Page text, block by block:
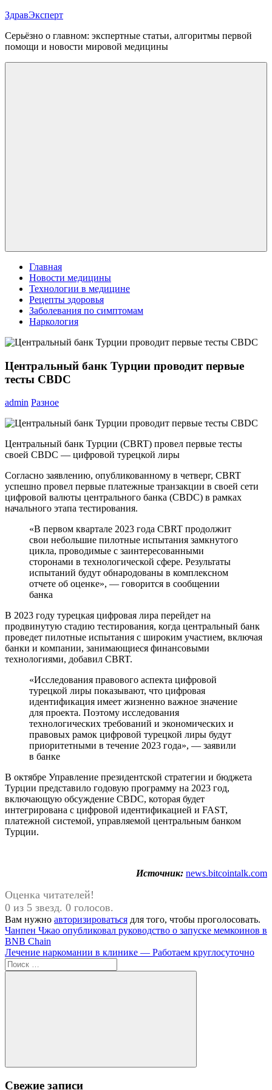
Перейти
содержимому
ЗдравЭксперт
Серьёзно о главном: экспертные статьи, алгоритмы первой
помощи и новости мировой медицины
Главная
Новости медицины
Технологии в медицине
Рецепты здоровья
Заболевания по симптомам
Наркология
Центральный банк Турции проводит первые
тесты CBDC
admin Разное
Центральный банк Турции (CBRT) провел первые тесты
своей CBDC — цифровой турецкой лиры
Согласно заявлению, опубликованному в четверг, CBRT
успешно провел первые платежные транзакции в своей сети
цифровой валюты центрального банка (CBDC) в рамках
начального этапа тестирования.
«В первом квартале 2023 года CBRT продолжит
свои небольшие пилотные испытания замкнутого
цикла, проводимые с заинтересованными
сторонами в технологической сфере. Результаты
испытаний будут обнародованы в комплексном
отчете об оценке», — говорится в сообщении
банка
В 2023 году турецкая цифровая лира перейдет на
продвинутую стадию тестирования, когда центральный банк
проведет пилотные испытания с широким участием, включая
банки и компании, занимающиеся финансовыми
технологиями, добавил CBRT.
«Исследования правового аспекта цифровой
турецкой лиры показывают, что цифровая
идентификация имеет жизненно важное значение
для проекта. Поэтому исследования
технологических требований и экономических и
правовых рамок цифровой турецкой лиры будут
приоритетными в течение 2023 года», — заявили
в банке
В октябре Управление президентской стратегии и бюджета
Турции представило годовую программу на 2023 год,
включающую обсуждение CBDC, которая будет
интегрирована с цифровой идентификацией и FAST,
платежной системой, управляемой центральным банком
Турции.
Источник: news.bitcointalk.com
Оценка читателей!
0 из 5 звезд. 0 голосов.
Вам нужно авторизироваться для того, чтобы проголосовать.
Навигация
по
записям
Предыдущая
запись:
Чанпен Чжао опубликовал руководство о запуске мемкоинов в
BNB Chain
Следующая
запись:
Лечение наркомании в клинике — Работаем круглосуточно
Поиск
для:
Поиск
Свежие записи